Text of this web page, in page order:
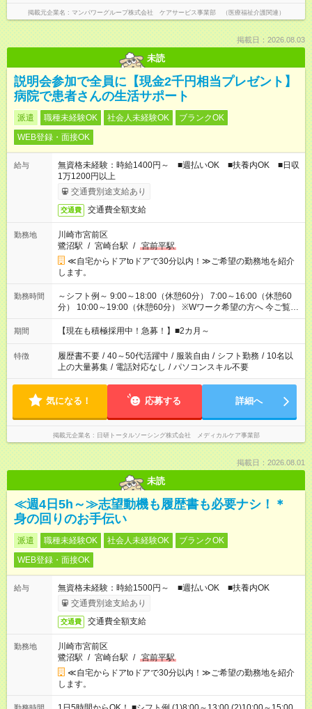
掲載元企業名 マンパワーグループ株式会社 ケアサービス事業部 （医療福祉介護関連）
掲載日：2026.08.03
未読
説明会参加で全員に【現金2千円相当プレゼント】
病院で患者さんの生活サポート
派遣 職種未経験OK 社会人未経験OK
ブランクOK
WEB登録・面接OK
給与
無資格未経験：時給1400円～ ■週払いOK ■扶養内OK ■日収
1万1200円以上
交通費別途支給あり
交通費 交通費全額支給
勤務地
川崎市宮前区
鷺沼駅 / 宮崎台駅 / 宮前平駅
≪自宅からドアtoドアで30分以内！≫ご希望の勤務地を紹介
します。
勤務時間
～シフト例～ 9:00～18:00（休憩60分） 7:00～16:00（休憩60
分） 10:00～19:00（休憩60分） ※Wワーク希望の方へ 今ご覧の
お仕事で希望する勤務時間と、もう1つのお仕事の勤務時間の合
計が 週40時間を超えなければOKです。
期間 【現在も積極採用中！急募！】■2カ月～
特徴 履歴書不要 / 40～50代活躍中 / 服装自由 / シフト勤務 / 10名以
上の大量募集 / 電話対応なし / パソコンスキル不要
気になる！ 応募する 詳細へ
掲載元企業名 日研トータルソーシング株式会社 メディカルケア事業部
掲載日：2026.08.01
未読
≪週4日5h～≫志望動機も履歴書も必要ナシ！＊
身の回りのお手伝い
派遣 職種未経験OK 社会人未経験OK
ブランクOK
WEB登録・面接OK
給与
無資格未経験：時給1500円～ ■週払いOK ■扶養内OK
交通費別途支給あり
交通費 交通費全額支給
勤務地
川崎市宮前区
鷺沼駅 / 宮崎台駅 / 宮前平駅
≪自宅からドアtoドアで30分以内！≫ご希望の勤務地を紹介
します。